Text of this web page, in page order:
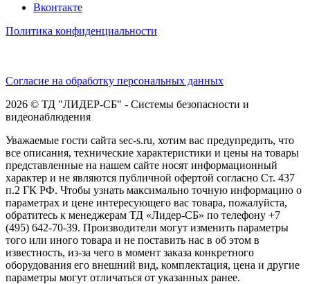
Вконтакте
Политика конфиденциальности
Согласие на обработку персональных данных
2026 © ТД "ЛИДЕР-СБ" - Системы безопасности и
видеонаблюдения
Уважаемые гости сайта sec-s.ru, хотим вас предупредить, что
все описания, технические характеристики и цены на товары
представленные на нашем сайте носят информационный
характер и не являются публичной офертой согласно Ст. 437
п.2 ГК РФ. Чтобы узнать максимально точную информацию о
параметрах и цене интересующего вас товара, пожалуйста,
обратитесь к менеджерам ТД «Лидер-СБ» по телефону +7
(495) 642-70-39. Производители могут изменить параметры
того или иного товара и не поставить нас в об этом в
известность, из-за чего в момент заказа конкретного
оборудования его внешний вид, комплектация, цена и другие
параметры могут отличаться от указанных ранее.